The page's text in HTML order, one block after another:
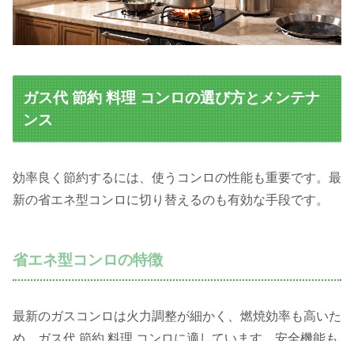
ガス代 節約 料理 コンロの選び方とメンテナ
ンス
効率良く節約するには、使うコンロの性能も重要です。最
新の省エネ型コンロに切り替えるのも有効な手段です。
省エネ型コンロの特徴
最新のガスコンロは火力調整が細かく、燃焼効率も高いた
め、ガス代 節約 料理 コンロに適しています。安全機能も